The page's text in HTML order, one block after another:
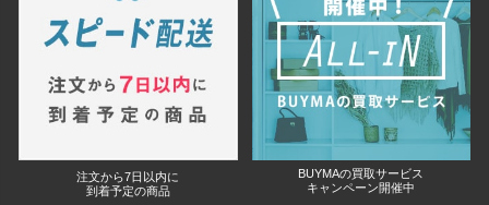
注文から7日以内に
到着予定の商品
BUYMAの買取サービス
キャンペーン開催中